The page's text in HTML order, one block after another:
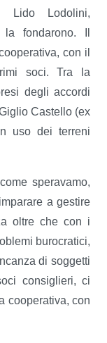
Lido Lodolini,
fondarono. Il
con il
soci. Tra la
degli accordi
Castello (ex
uso dei terreni
speravamo,
a gestire
oltre che con i
burocratici,
di soggetti
consiglieri, ci
cooperativa, con